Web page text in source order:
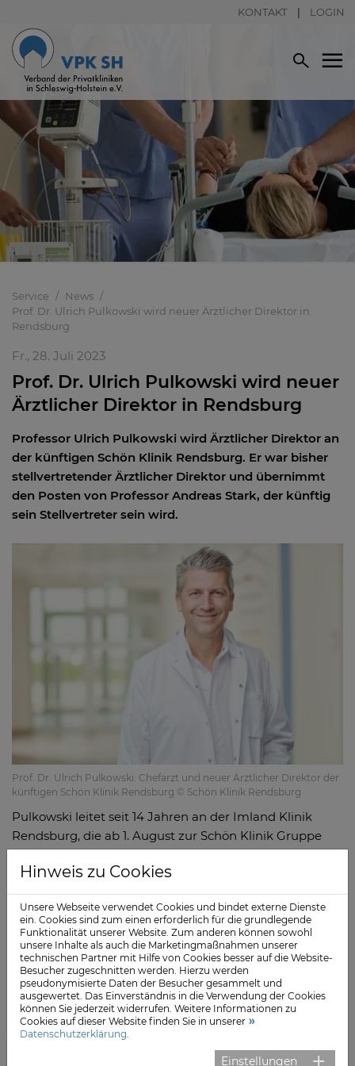
KONTAKT LOGIN
Service
News
Prof. Dr. Ulrich Pulkowski wird neuer Ärztlicher Direktor in
Rendsburg
Fr., 28. Juli 2023
Prof. Dr. Ulrich Pulkowski wird neuer
Ärztlicher Direktor in Rendsburg
Professor Ulrich Pulkowski wird Ärztlicher Direktor an
der künftigen Schön Klinik Rendsburg. Er war bisher
stellvertretender Ärztlicher Direktor und übernimmt
den Posten von Professor Andreas Stark, der künftig
sein Stellvertreter sein wird.
Prof. Dr. Ulrich Pulkowski: Chefarzt und neuer Ärztlicher Direktor der
künftigen Schön Klinik Rendsburg © Schön Klinik Rendsburg
Pulkowski leitet seit 14 Jahren an der Imland Klinik
Rendsburg, die ab 1. August zur Schön Klinik Gruppe
gehört, die Neurologie mit angeschlossener
zertifizierter Stroke Unit für Schlaganfallpatienten. Als
Ärztlicher und Stellvertretender Ärztlicher Direktor
haben Stark und Pulkowski bereits in der
Vergangenheit „sehr gut zusammengearbeitet und
werden dies auch weiterhin tun", teilt die Klinik mit.
Stark ist seit acht Jahren in den heutigen Imland
Kliniken beschäftigt. Er verantwortet als Chefarzt den
Fachbereich Neuro- und Wirbelsäulenchirurgie und
wird seine freigewordenen Ressourcen künftig
insbesondere auf die Erweiterung des
Hinweis zu Cookies
Unsere Webseite verwendet Cookies und bindet externe Dienste
ein. Cookies sind zum einen erforderlich für die grundlegende
Funktionalität unserer Website. Zum anderen können sowohl
unsere Inhalte als auch die Marketingmaßnahmen unserer
technischen Partner mit Hilfe von Cookies besser auf die Website-
Besucher zugeschnitten werden. Hierzu werden
pseudonymisierte Daten der Besucher gesammelt und
ausgewertet. Das Einverständnis in die Verwendung der Cookies
können Sie jederzeit widerrufen. Weitere Informationen zu
Cookies auf dieser Website finden Sie in unserer
Datenschutzerklärung
Einstellungen